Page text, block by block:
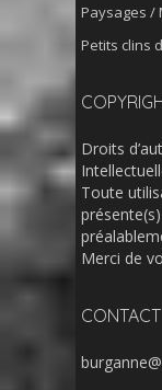
Paysages /
Petits clins
Droits
Toute
Merci de